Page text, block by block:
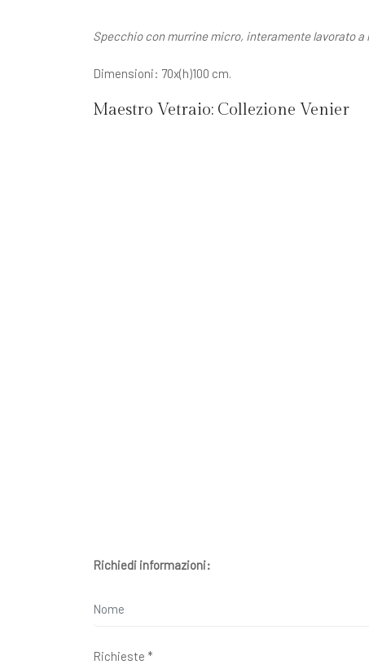
Specchio con murrine micro, interamente lavorato a
Dimensioni: 70x(h)100 cm.
Maestro Vetraio: Collezione Venier
Richiedi informazioni: